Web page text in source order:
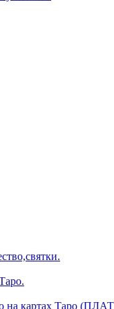
на картах Таро